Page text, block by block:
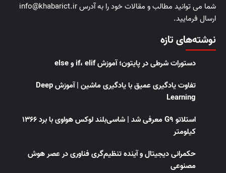
شما می توانید مطالب و مقالات خود را به آدرس info@khabarict.ir
ارسال فرمایید.
نوشته‌های تازه
دستورات شرطی در پایتون؛ آموزش if، elif و else
تفاوت یادگیری عمیق با یادگیری ماشین | آموزش Deep
Learning
استلاتو G9 معرفی شد | شاسی‌بلند لوکس هواوی با برد ۱۳۶۶
کیلومتر
حکمرانی دیجیتال و آینده تنظیم‌گری فناوری در عصر هوش
مصنوعی